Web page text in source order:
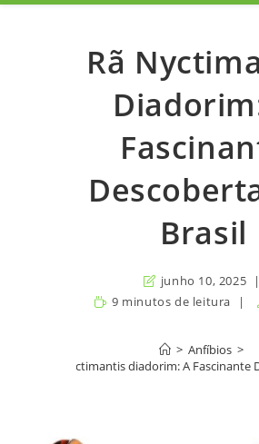
Rã
Brasil
junho 10, 2025
9 minutos de leitura
> Anfíbios >
Rã Nyctimantis diadorim: A Fascinante